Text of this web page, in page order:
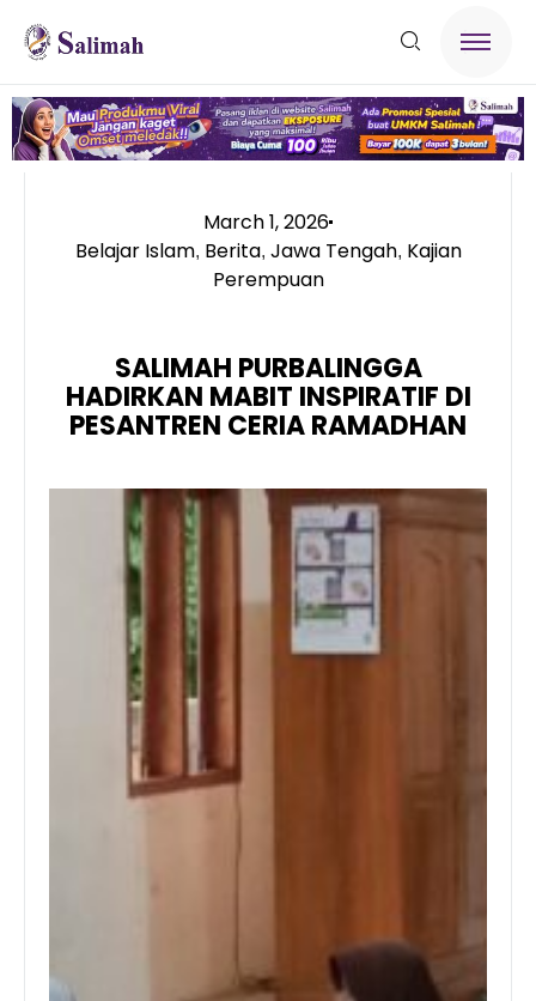
March 1, 2026
Belajar Islam, Berita, Jawa Tengah, Kajian
Perempuan
SALIMAH PURBALINGGA
HADIRKAN MABIT INSPIRATIF DI
PESANTREN CERIA RAMADHAN